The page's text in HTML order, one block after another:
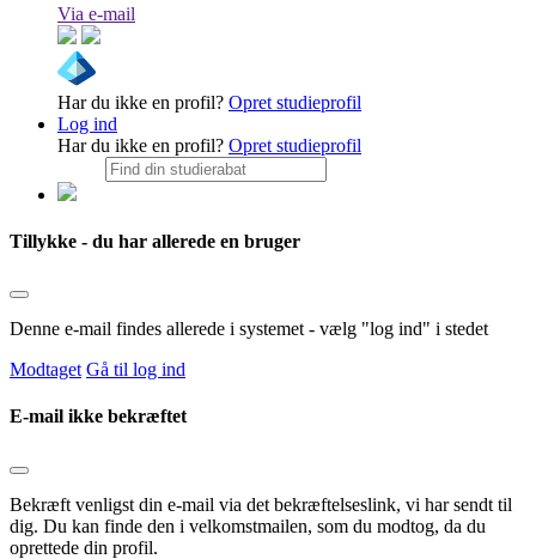
Via e-mail
Har du ikke en profil? Opret studieprofil
Log ind
Har du ikke en profil? Opret studieprofil
Tillykke - du har allerede en bruger
Denne e-mail findes allerede i systemet - vælg "log ind" i stedet
Modtaget Gå til log ind
E-mail ikke bekræftet
Bekræft venligst din e-mail via det bekræftelseslink, vi har sendt til
dig. Du kan finde den i velkomstmailen, som du modtog, da du
oprettede din profil.